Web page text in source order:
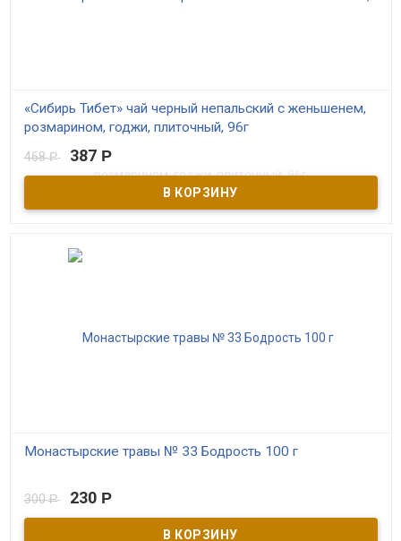
«Сибирь Тибет» чай черный непальский с женьшенем,
розмарином, годжи, плиточный, 96г
В наличии
“Сибирь Тибет” – выдержанный чёрный непальский чай с
добавлением сибирских трав и ягод. 100% натуральный состав и
высокое качество сырья. Прессованный в виде цельной плитки,
468Р 387 Р
Монастырские травы № 33 Бодрость 100 г
природные источники бодрости и сил, они помогают организму
лучше справляться со стрессом, укрепляет иммунную систему,
300Р 230 Р